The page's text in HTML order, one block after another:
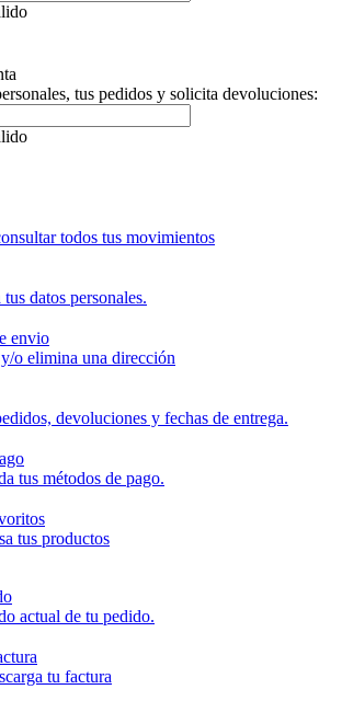
tus pedidos y solicita devoluciones:
todos tus movimientos
datos personales.
envio
o elimina una dirección
devoluciones y fechas de entrega.
tus métodos de pago.
tus productos
actual de tu pedido.
tu factura